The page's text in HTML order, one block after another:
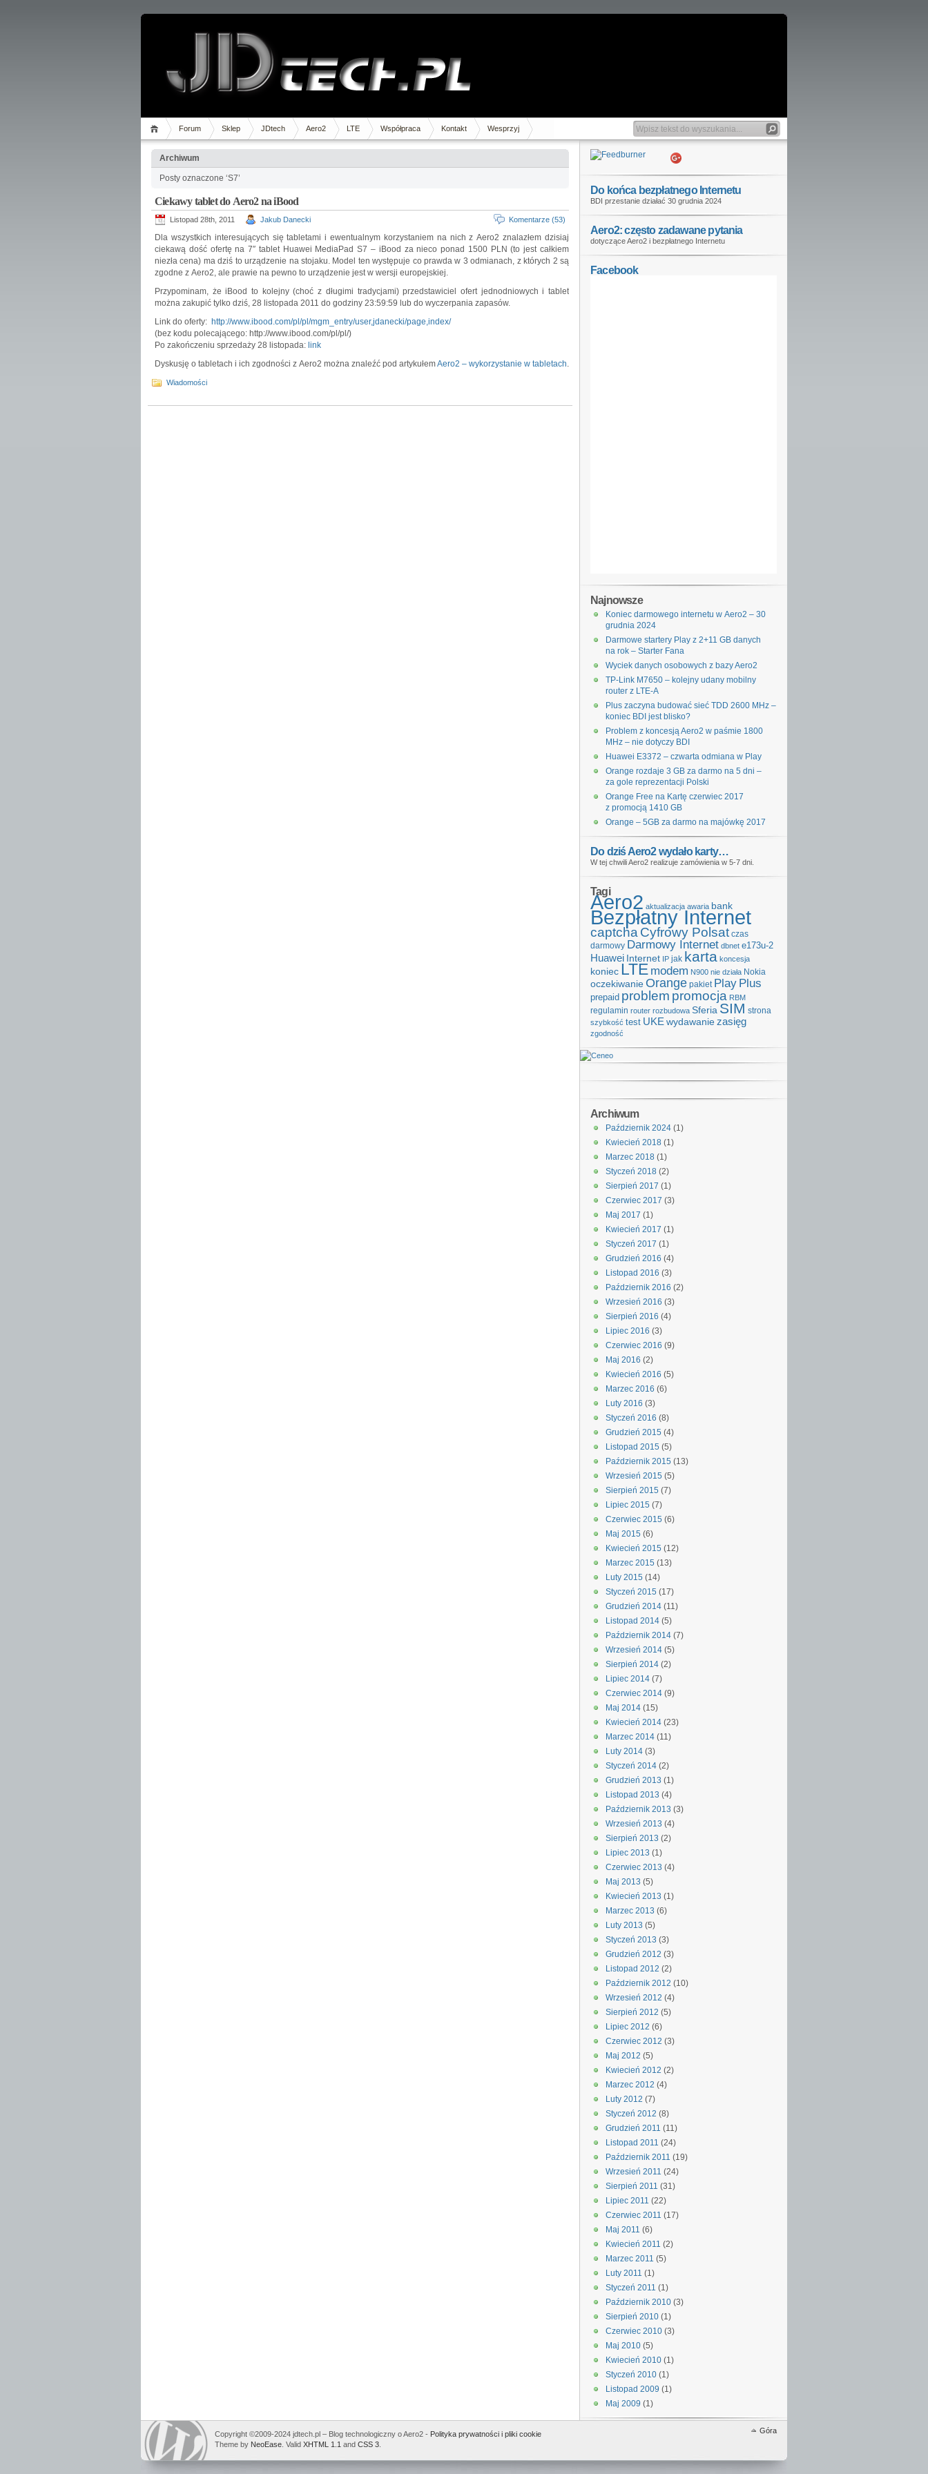
Forum Sklep JDtech Aero2 LTE Współpraca Kontakt Wesprzyj
Archiwum
Posty oznaczone ‘S7’
Ciekawy tablet do Aero2 na iBood
Listopad 28th, 2011 Jakub Danecki Komentarze (53)
Dla wszystkich interesujących się tabletami i ewentualnym korzystaniem na nich z Aero2 znalazłem dzisiaj
ciekawą dość ofertę na 7″ tablet Huawei MediaPad S7 – iBood za nieco ponad 1500 PLN (to jest całkiem
niezła cena) ma dziś to urządzenie na stojaku. Model ten występuje co prawda w 3 odmianach, z których 2 są
zgodne z Aero2, ale prawie na pewno to urządzenie jest w wersji europejskiej.
Przypominam, że iBood to kolejny (choć z długimi tradycjami) przedstawiciel ofert jednodniowych i tablet
można zakupić tylko dziś, 28 listopada 2011 do godziny 23:59:59 lub do wyczerpania zapasów.
Link do oferty: http://www.ibood.com/pl/pl/mgm_entry/user,jdanecki/page,index/
(bez kodu polecającego: http://www.ibood.com/pl/pl/)
Po zakończeniu sprzedaży 28 listopada: link
Dyskusję o tabletach i ich zgodności z Aero2 można znaleźć pod artykułemAero2 – wykorzystanie w tabletach.
Wiadomości
Do końca bezpłatnego Internetu
BDI przestanie działać 30 grudnia 2024
Aero2: często zadawane pytania
dotyczące Aero2 i bezpłatnego Internetu
Facebook
Najnowsze
Koniec darmowego internetu w Aero2 – 30
grudnia 2024
Darmowe startery Play z 2+11 GB danych
na rok – Starter Fana
Wyciek danych osobowych z bazy Aero2
TP-Link M7650 – kolejny udany mobilny
router z LTE-A
Plus zaczyna budować sieć TDD 2600 MHz –
koniec BDI jest blisko?
Problem z koncesją Aero2 w paśmie 1800
MHz – nie dotyczy BDI
Huawei E3372 – czwarta odmiana w Play
Orange rozdaje 3 GB za darmo na 5 dni –
za gole reprezentacji Polski
Orange Free na Kartę czerwiec 2017
z promocją 1410 GB
Orange – 5GB za darmo na majówkę 2017
Do dziś Aero2 wydało karty…
W tej chwili Aero2 realizuje zamówienia w 5-7 dni.
Tagi
Aero2 aktualizacja awaria bank
Bezpłatny Internet
captcha Cyfrowy Polsat czas
darmowy Darmowy Internet dbnet e173u-2
Huawei Internet IP jak karta koncesja
koniec LTE modem N900 nie działa Nokia
oczekiwanie Orange pakiet Play Plus
prepaid problem promocja RBM
regulamin router rozbudowa Sferia SIM strona
szybkość test UKE wydawaniezasięg
zgodność
Archiwum
Październik 2024 (1)
Kwiecień 2018 (1)
Marzec 2018 (1)
Styczeń 2018 (2)
Sierpień 2017 (1)
Czerwiec 2017 (3)
Maj 2017 (1)
Kwiecień 2017 (1)
Styczeń 2017 (1)
Grudzień 2016 (4)
Listopad 2016 (3)
Październik 2016 (2)
Wrzesień 2016 (3)
Sierpień 2016 (4)
Lipiec 2016 (3)
Czerwiec 2016 (9)
Maj 2016 (2)
Kwiecień 2016 (5)
Marzec 2016 (6)
Luty 2016 (3)
Styczeń 2016 (8)
Grudzień 2015 (4)
Listopad 2015 (5)
Październik 2015 (13)
Wrzesień 2015 (5)
Sierpień 2015 (7)
Lipiec 2015 (7)
Czerwiec 2015 (6)
Maj 2015 (6)
Kwiecień 2015 (12)
Marzec 2015 (13)
Luty 2015 (14)
Styczeń 2015 (17)
Grudzień 2014 (11)
Listopad 2014 (5)
Październik 2014 (7)
Wrzesień 2014 (5)
Sierpień 2014 (2)
Lipiec 2014 (7)
Czerwiec 2014 (9)
Maj 2014 (15)
Kwiecień 2014 (23)
Marzec 2014 (11)
Luty 2014 (3)
Styczeń 2014 (2)
Grudzień 2013 (1)
Listopad 2013 (4)
Październik 2013 (3)
Wrzesień 2013 (4)
Sierpień 2013 (2)
Lipiec 2013 (1)
Czerwiec 2013 (4)
Maj 2013 (5)
Kwiecień 2013 (1)
Marzec 2013 (6)
Luty 2013 (5)
Styczeń 2013 (3)
Grudzień 2012 (3)
Listopad 2012 (2)
Październik 2012 (10)
Wrzesień 2012 (4)
Sierpień 2012 (5)
Lipiec 2012 (6)
Czerwiec 2012 (3)
Maj 2012 (5)
Kwiecień 2012 (2)
Marzec 2012 (4)
Luty 2012 (7)
Styczeń 2012 (8)
Grudzień 2011 (11)
Listopad 2011 (24)
Październik 2011 (19)
Wrzesień 2011 (24)
Sierpień 2011 (31)
Lipiec 2011 (22)
Czerwiec 2011 (17)
Maj 2011 (6)
Kwiecień 2011 (2)
Marzec 2011 (5)
Luty 2011 (1)
Styczeń 2011 (1)
Październik 2010 (3)
Sierpień 2010 (1)
Czerwiec 2010 (3)
Maj 2010 (5)
Kwiecień 2010 (1)
Styczeń 2010 (1)
Listopad 2009 (1)
Maj 2009 (1)
Góra
Copyright ©2009-2024 jdtech.pl – Blog technologiczny o Aero2 - Polityka prywatności i pliki cookie
Theme by NeoEase . Valid XHTML 1.1 and CSS 3